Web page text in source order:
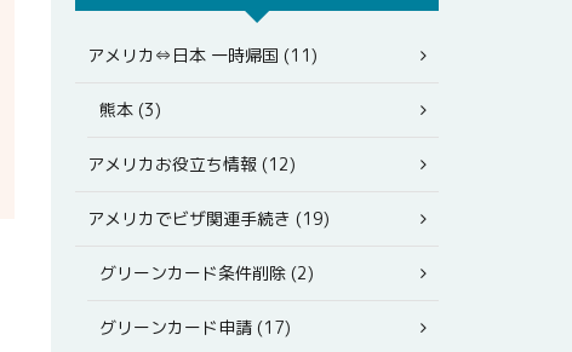
アメリカ⇔日本 一時帰国 (11)
熊本 (3)
アメリカお役立ち情報 (12)
アメリカでビザ関連手続き (19)
グリーンカード条件削除 (2)
グリーンカード申請 (17)